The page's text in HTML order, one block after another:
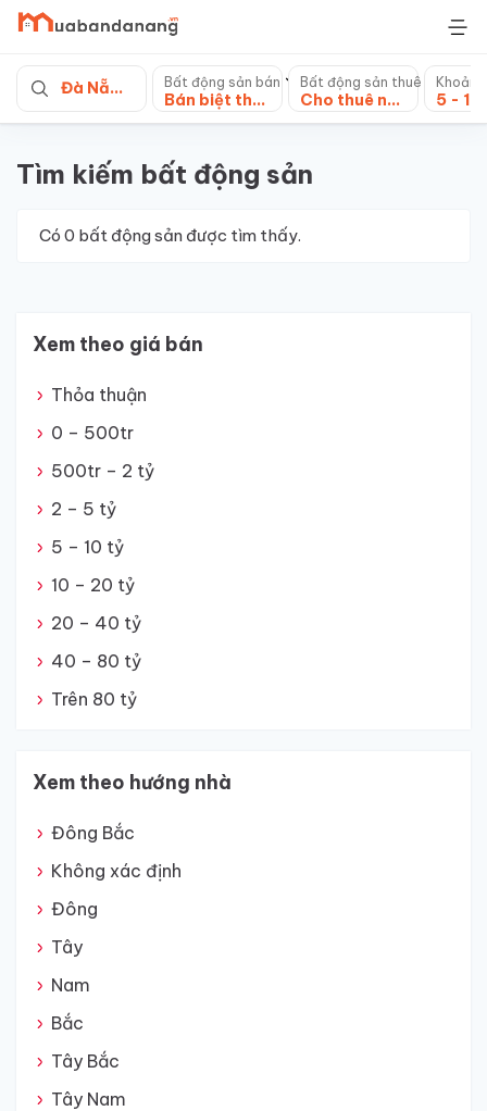
Skip
content
Đà Nẵng Bất động sản bán
Bán biệt thự, villa
Bất động sản thuê
Cho thuê nhà mặt phố 5 -
Tìm kiếm bất động sản
Có 0 bất động sản được tìm thấy.
Xem theo giá bán
Thỏa thuận
0 – 500tr
500tr – 2 tỷ
2 – 5 tỷ
5 – 10 tỷ
10 – 20 tỷ
20 – 40 tỷ
40 – 80 tỷ
Trên 80 tỷ
Xem theo hướng nhà
Đông Bắc
Không xác định
Đông
Tây
Nam
Bắc
Tây Bắc
Tây Nam